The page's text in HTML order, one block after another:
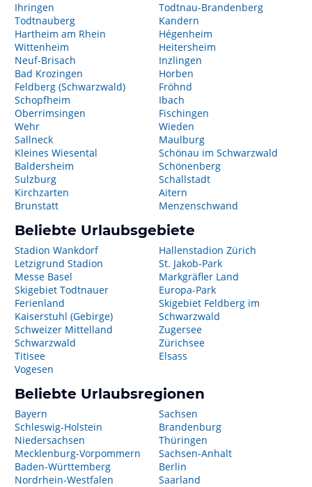
Ihringen
Todtnauberg
Hartheim am Rhein
Wittenheim
Neuf-Brisach
Bad Krozingen
Feldberg (Schwarzwald)
Schopfheim
Oberrimsingen
Wehr
Sallneck
Kleines Wiesental
Baldersheim
Sulzburg
Kirchzarten
Brunstatt
Todtnau-Brandenberg
Kandern
Hégenheim
Heitersheim
Inzlingen
Horben
Fröhnd
Ibach
Fischingen
Wieden
Maulburg
Schönau im Schwarzwald
Schönenberg
Schallstadt
Aitern
Menzenschwand
Beliebte Urlaubsgebiete
Stadion Wankdorf
Letzigrund Stadion
Messe Basel
Skigebiet Todtnauer
Ferienland
Kaiserstuhl (Gebirge)
Schweizer Mittelland
Schwarzwald
Titisee
Vogesen
Hallenstadion Zürich
St. Jakob-Park
Markgräfler Land
Europa-Park
Skigebiet Feldberg im
Schwarzwald
Zugersee
Zürichsee
Elsass
Beliebte Urlaubsregionen
Bayern
Schleswig-Holstein
Niedersachsen
Mecklenburg-Vorpommern
Baden-Württemberg
Nordrhein-Westfalen
Sachsen
Brandenburg
Thüringen
Sachsen-Anhalt
Berlin
Saarland